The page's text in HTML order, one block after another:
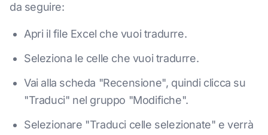
da seguire:
Apri il file Excel che vuoi tradurre.
Seleziona le celle che vuoi tradurre.
Vai alla scheda "Recensione", quindi clicca su
"Traduci" nel gruppo "Modifiche".
Selezionare "Traduci celle selezionate" e verrà